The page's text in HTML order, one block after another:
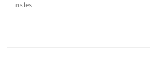
dans les